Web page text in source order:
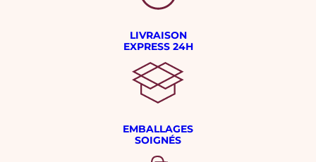
LIVRAISON
EXPRESS 24H
EMBALLAGES
SOIGNÉS